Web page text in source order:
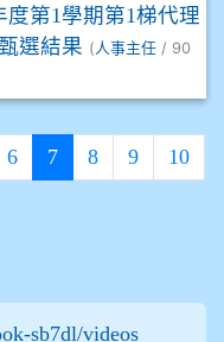
度第1學期第1梯代理
選結果 ( 人事主任 / 90
6 7(current)
8 9 10